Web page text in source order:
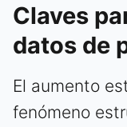
Claves
datos de
El aumento
fenómeno